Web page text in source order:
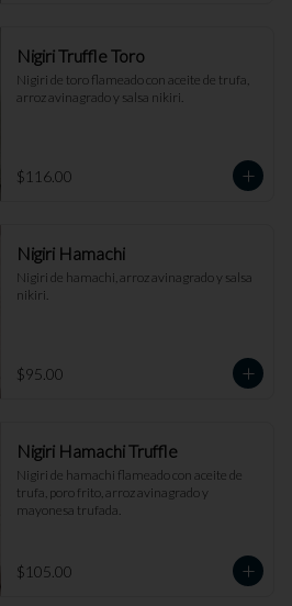
Nigiri Truffle Toro
Nigiri de toro flameado con aceite de trufa,
arroz avinagrado y salsa nikiri.
$116.00
Nigiri Hamachi
Nigiri de hamachi, arroz avinagrado y salsa
nikiri.
$95.00
Nigiri Hamachi Truffle
Nigiri de hamachi flameado con aceite de
trufa, poro frito, arroz avinagrado y
mayonesa trufada.
$105.00